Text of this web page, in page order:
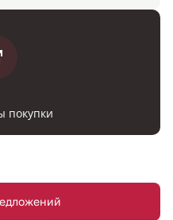
покупки